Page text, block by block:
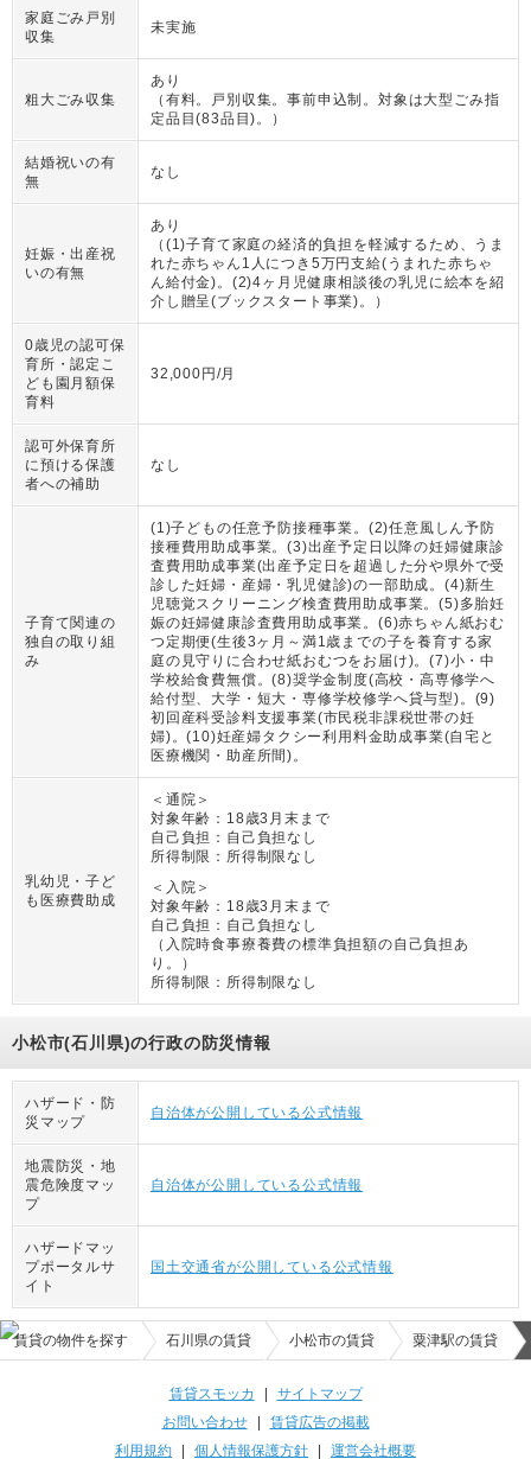
家庭ごみ戸別
収集
未実施
粗大ごみ収集
あり
（ 有料。戸別収集。事前申込制。対象は大型ごみ指
定品目(83品目)。
）
結婚祝いの有
無
なし
妊娠・出産祝
いの有無
あり
（ (1)子育て家庭の経済的負担を軽減するため、うま
れた赤ちゃん1人につき5万円支給(うまれた赤ちゃ
ん給付金)。(2)4ヶ月児健康相談後の乳児に絵本を紹
介し贈呈(ブックスタート事業)。
）
0歳児の認可保
育所・認定こ
ども園月額保
育料
32,000円/月
認可外保育所
に預ける保護
者への補助
なし
子育て関連の
独自の取り組
み
(1)子どもの任意予防接種事業。(2)任意風しん予防
接種費用助成事業。(3)出産予定日以降の妊婦健康診
査費用助成事業(出産予定日を超過した分や県外で受
診した妊婦・産婦・乳児健診)の一部助成。(4)新生
児聴覚スクリーニング検査費用助成事業。(5)多胎妊
娠の妊婦健康診査費用助成事業。(6)赤ちゃん紙おむ
つ定期便(生後3ヶ月～満1歳までの子を養育する家
庭の見守りに合わせ紙おむつをお届け)。(7)小・中
学校給食費無償。(8)奨学金制度(高校・高専修学へ
給付型、大学・短大・専修学校修学へ貸与型)。(9)
初回産科受診料支援事業(市民税非課税世帯の妊
婦)。(10)妊産婦タクシー利用料金助成事業(自宅と
医療機関・助産所間)。
乳幼児・子ど
も医療費助成
＜通院＞
対象年齢： 18歳3月末まで
自己負担： 自己負担なし
所得制限： 所得制限なし
＜入院＞
対象年齢： 18歳3月末まで
自己負担： 自己負担なし
（ 入院時食事療養費の標準負担額の自己負担あ
り。
）
所得制限： 所得制限なし
小松市(石川県)の行政の防災情報
ハザード・防
災マップ
自治体が公開している公式情報
地震防災・地
震危険度マッ
プ
自治体が公開している公式情報
ハザードマッ
プポータルサ
イト
国土交通省が公開している公式情報
賃貸の物件を探す 石川県の賃貸 小松市の賃貸 粟津駅の賃貸
賃貸スモッカ | サイトマップ
お問い合わせ| 賃貸広告の掲載
利用規約 | 個人情報保護方針 | 運営会社概要